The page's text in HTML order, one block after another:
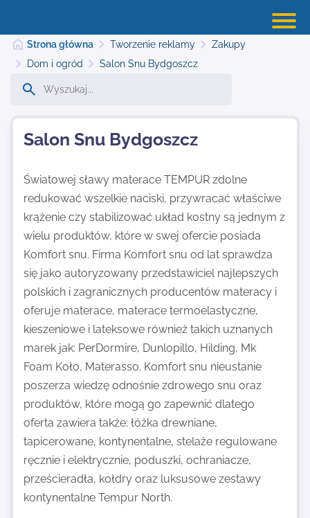
Najnowsze
Kontakt
Strona główna Tworzenie reklamy
Zakupy
Dom i ogród
Salon Snu Bydgoszcz
Salon Snu Bydgoszcz
Światowej sławy materace TEMPUR zdolne
redukować wszelkie naciski, przywracać właściwe
krążenie czy stabilizować układ kostny są jednym z
wielu produktów, które w swej ofercie posiada
Komfort snu. Firma Komfort snu od lat sprawdza
się jako autoryzowany przedstawiciel najlepszych
polskich i zagranicznych producentów materacy i
oferuje materace, materace termoelastyczne,
kieszeniowe i lateksowe również takich uznanych
marek jak: PerDormire, Dunlopillo, Hilding, Mk
Foam Koło, Materasso. Komfort snu nieustanie
poszerza wiedzę odnośnie zdrowego snu oraz
produktów, które mogą go zapewnić dlatego
oferta zawiera także: łóżka drewniane,
tapicerowane, kontynentalne, stelaże regulowane
ręcznie i elektrycznie, poduszki, ochraniacze,
prześcieradła, kołdry oraz luksusowe zestawy
kontynentalne Tempur North.